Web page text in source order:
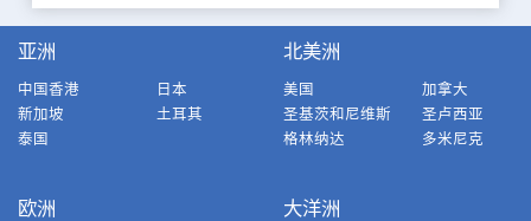
亚洲
中国香港
日本
新加坡
土耳其
泰国
北美洲
美国
加拿大
圣基茨和尼维斯
圣卢西亚
格林纳达
多米尼克
欧洲 大洋洲